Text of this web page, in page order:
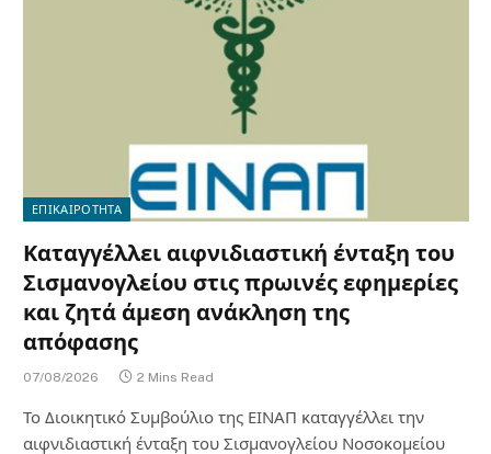
ΕΠΙΚΑΙΡΟΤΗΤΑ
Καταγγέλλει αιφνιδιαστική ένταξη του
Σισμανογλείου στις πρωινές εφημερίες
και ζητά άμεση ανάκληση της
απόφασης
07/08/2026 2 Mins Read
Το Διοικητικό Συμβούλιο της ΕΙΝΑΠ καταγγέλλει την
αιφνιδιαστική ένταξη του Σισμανογλείου Νοσοκομείου